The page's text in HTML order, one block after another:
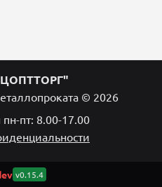
© 2026
пн-пт: 8.00-17.00
v0.15.4